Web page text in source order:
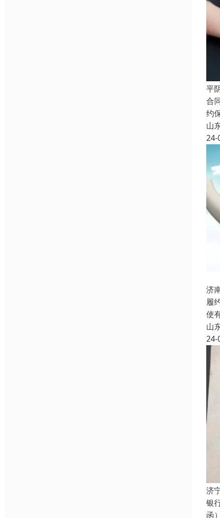
平
合
约
山
24-
济
履
使
山
24-
济
银
函